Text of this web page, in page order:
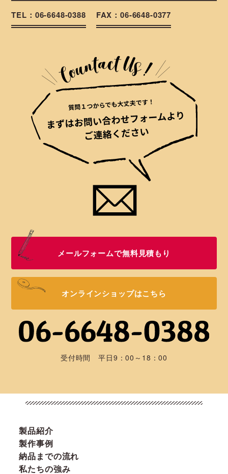
TEL：06-6648-0388 FAX：06-6648-0377
メールフォームで無料見積もり
オンラインショップはこちら
受付時間 平日9：00～18：00
製品紹介
製作事例
納品までの流れ
私たちの強み